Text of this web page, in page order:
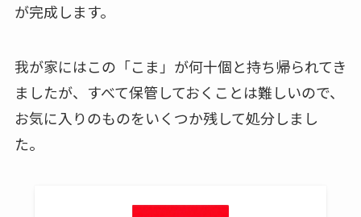
が完成します。
我が家にはこの「こま」が何十個と持ち帰られてき
ましたが、すべて保管しておくことは難しいので、
お気に入りのものをいくつか残して処分しまし
た。